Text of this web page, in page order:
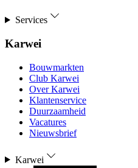
Services
Karwei
Bouwmarkten
Club Karwei
Over Karwei
Klantenservice
Duurzaamheid
Vacatures
Nieuwsbrief
Karwei